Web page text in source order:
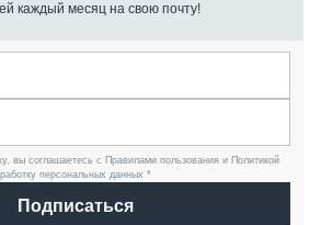
каждый месяц на свою почту!
вы соглашаетесь с Правилами пользования и Политикой
персональных данных *
Подписаться